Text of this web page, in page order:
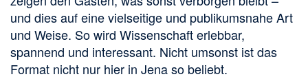
und dies auf eine vielseitige und publikumsnahe Art
und Weise. So wird Wissenschaft erlebbar,
spannend und interessant. Nicht umsonst ist das
Format nicht nur hier in Jena so beliebt.